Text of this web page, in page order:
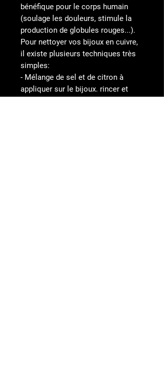
bénéfique pour le corps humain
(soulage les douleurs, stimule la
production de globules rouges...).
Pour nettoyer vos bijoux en cuivre,
il existe plusieurs techniques très
simples:
- Mélange de sel et de citron à
appliquer sur le bijoux. rincer et